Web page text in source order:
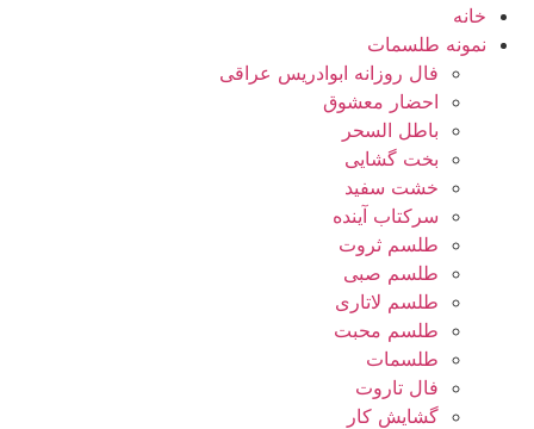
خانه
نمونه طلسمات
فال روزانه ابوادریس عراقی
احضار معشوق
باطل السحر
بخت گشایی
خشت سفید
سرکتاب آینده
طلسم ثروت
طلسم صبی
طلسم لاتاری
طلسم محبت
طلسمات
فال تاروت
گشایش کار